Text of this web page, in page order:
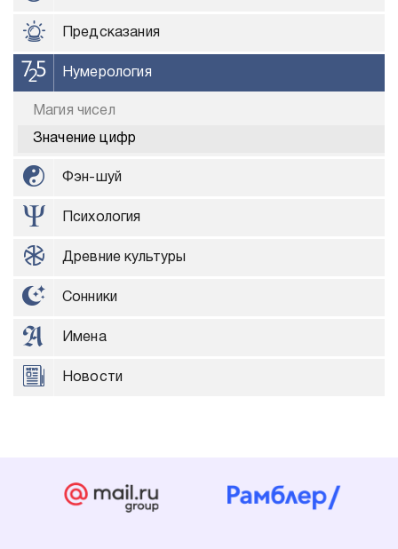
Предсказания
Нумерология
Магия чисел
Значение цифр
Фэн-шуй
Психология
Древние культуры
Сонники
Имена
Новости